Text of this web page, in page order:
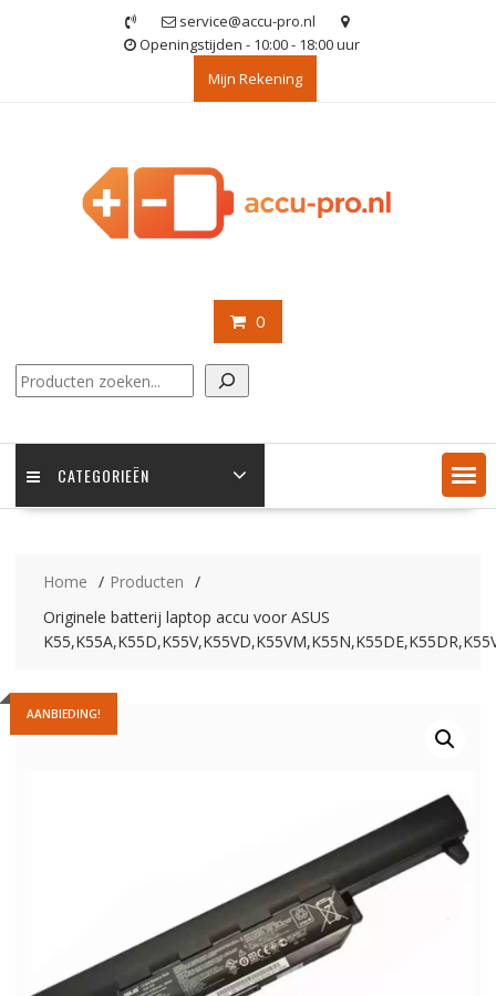
service@accu-pro.nl
Openingstijden - 10:00 - 18:00 uur
Mijn Rekening
0
Zoeken
CATEGORIEËN
Home
Producten
Originele batterij laptop accu voor ASUS
AANBIEDING!